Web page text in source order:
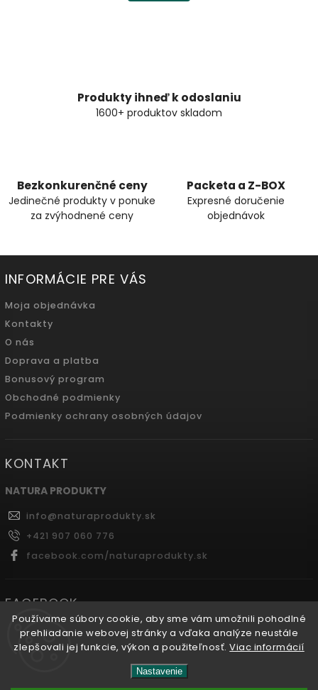
Používame súbory cookie, aby sme vám umožnili pohodlné
prehliadanie webovej stránky a vďaka analýze neustále
zlepšovali jej funkcie, výkon a použiteľnosť.Viac informácií
Nastavenie
Produkty ihneď k odoslaniu
1600+ produktov skladom
Bezkonkurenčné ceny
Jedinečné produkty v ponuke
za zvýhodnené ceny
Packeta a Z-BOX
Expresné doručenie
objednávok
INFORMÁCIE PRE VÁS
Moja objednávka
Kontakty
O nás
Doprava a platba
Bonusový program
Obchodné podmienky
Podmienky ochrany osobných údajov
KONTAKT
NATURA PRODUKTY
info@naturaprodukty.sk
+421 907 060 776
facebook.com/naturaprodukty.sk
FACEBOOK
Naturaprodukty.sk